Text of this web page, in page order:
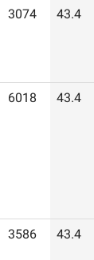
3074 43.4
6018 43.4
3586 43.4